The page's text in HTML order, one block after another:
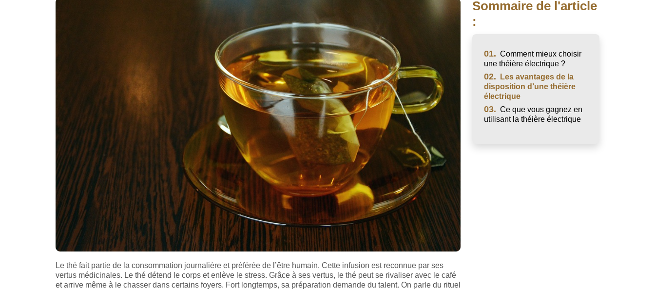
Le thé fait partie de la consommation journalière et préférée de l’être humain. Cette infusion est reconnue par ses
vertus médicinales. Le thé détend le corps et enlève le stress. Grâce à ses vertus, le thé peut se rivaliser avec le café
et arrive même à le chasser dans certains foyers. Fort longtemps, sa préparation demande du talent. On parle du rituel
Sommaire de l'article
:
01. Comment mieux choisir
une théière électrique ?
02.
Les avantages de la
disposition d’une théière
électrique
03. Ce que vous gagnez en
utilisant la théière électrique